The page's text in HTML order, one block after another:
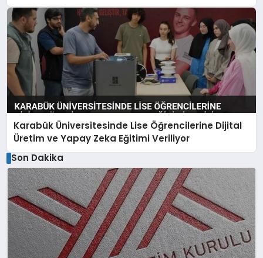
Karabük Üniversitesinde Lise Öğrencilerine Dijital
Üretim ve Yapay Zeka Eğitimi Veriliyor
Son Dakika